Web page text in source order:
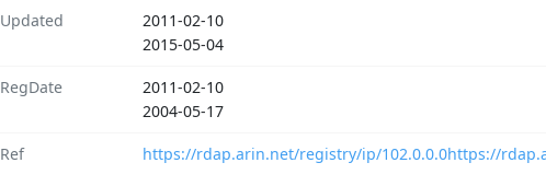
Updated
2011-02-10
2015-05-04
RegDate
2011-02-10
2004-05-17
Ref https://rdap.arin.net/registry/ip/102.0.0.0https://